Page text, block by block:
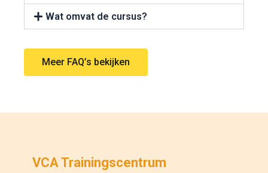
Wat omvat de cursus?
Meer FAQ’s bekijken
VCA Trainingscentrum